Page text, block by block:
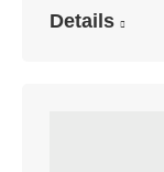
Details